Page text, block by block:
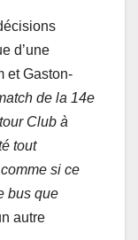
d’une
et Gaston-
de la 14e
Club à
tout
si ce
bus que
autre